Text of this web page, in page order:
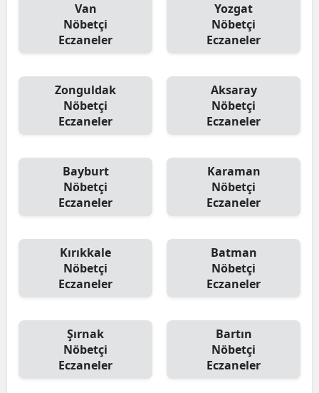
Van
Nöbetçi
Eczaneler
Yozgat
Nöbetçi
Eczaneler
Zonguldak
Nöbetçi
Eczaneler
Aksaray
Nöbetçi
Eczaneler
Bayburt
Nöbetçi
Eczaneler
Karaman
Nöbetçi
Eczaneler
Kırıkkale
Nöbetçi
Eczaneler
Batman
Nöbetçi
Eczaneler
Şırnak
Nöbetçi
Eczaneler
Bartın
Nöbetçi
Eczaneler